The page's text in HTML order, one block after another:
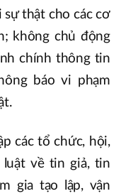
sự thật cho các cơ
không chủ động
chính thông tin
báo vi phạm
các tổ chức, hội,
về tin giả, tin
gia tạo lập, vận